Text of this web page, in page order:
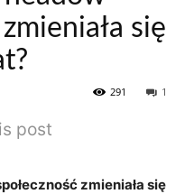
się
1
291
post
zmieniała się